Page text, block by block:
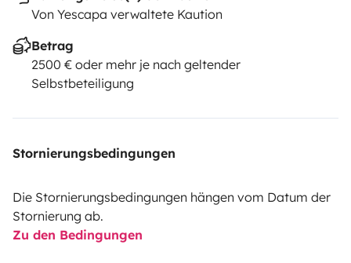
Von Yescapa verwaltete Kaution
Betrag
2500 € oder mehr je nach geltender
Selbstbeteiligung
Stornierungsbedingungen
Die Stornierungsbedingungen hängen vom Datum der
Stornierung ab.
Zu den Bedingungen